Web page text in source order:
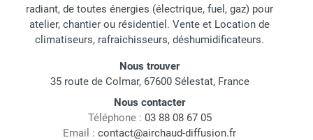
radiant, de toutes énergies (électrique, fuel, gaz) pour
atelier, chantier ou résidentiel. Vente et Location de
climatiseurs, rafraichisseurs, déshumidificateurs.
Nous trouver
35 route de Colmar, 67600 Sélestat, France
Nous contacter
Téléphone : 03 88 08 67 05
Email : contact@airchaud-diffusion.fr